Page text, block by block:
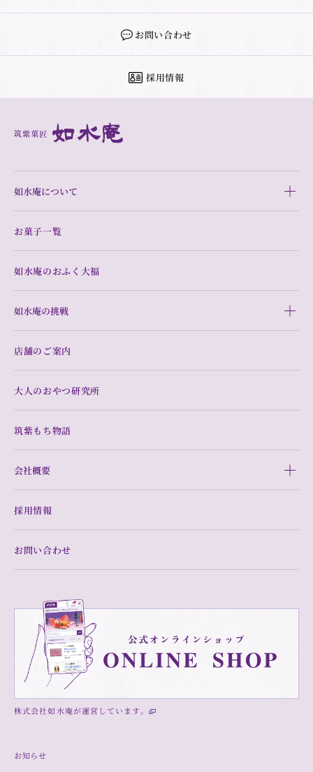
お問い合わせ
採用情報
如水庵について
お菓子一覧
如水庵のおふく大福
如水庵の挑戦
店舗のご案内
大人のおやつ研究所
筑紫もち物語
会社概要
採用情報
お問い合わせ
株式会社如水庵が運営しています。
お知らせ